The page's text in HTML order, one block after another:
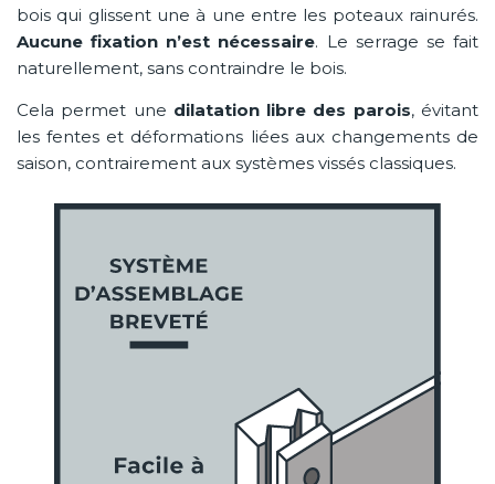
bois qui glissent une à une entre les poteaux rainurés.
Aucune fixation n’est nécessaire. Le serrage se fait
naturellement, sans contraindre le bois.
Cela permet une dilatation libre des parois, évitant
les fentes et déformations liées aux changements de
saison, contrairement aux systèmes vissés classiques.